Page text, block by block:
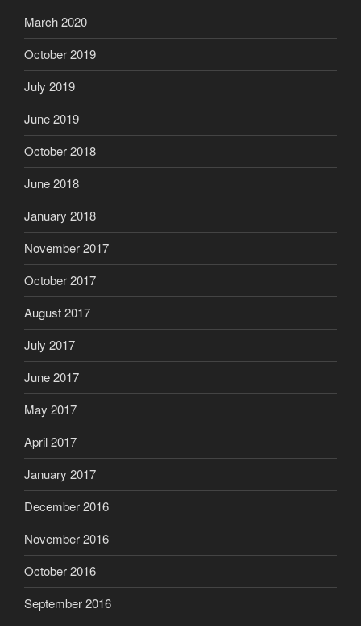
March 2020
October 2019
July 2019
June 2019
October 2018
June 2018
January 2018
November 2017
October 2017
August 2017
July 2017
June 2017
May 2017
April 2017
January 2017
December 2016
November 2016
October 2016
September 2016